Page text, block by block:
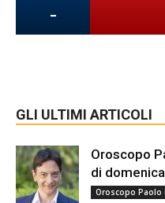
-
GLI ULTIMI ARTICOLI
Oroscopo
di
Oroscopo Paolo